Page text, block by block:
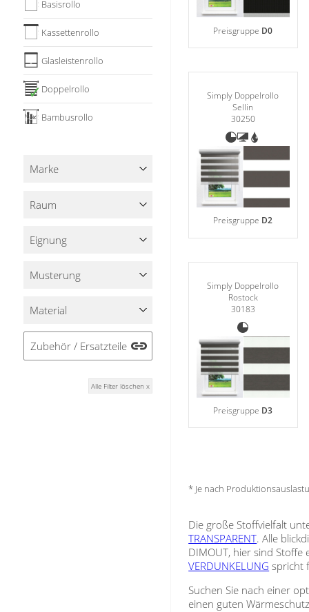
Stoffe
Panneaux
Basis­rollo
Kassetten­rollo
Glasleisten­rollo
✓ Doppel­rollo
Bambus­rollo
Marke
Raum
Eignung
Musterung
Material
Zubehör / Ersatzteile
Alle Filter löschen x
Preisgruppe D0
Simply Doppelrollo
Sellin
30250
Preisgruppe D2
Simply Doppelrollo
Rostock
30183
Preisgruppe D3
* Je nach
Die große Stoffvielfalt
TRANSPARENT. Alle
DIMOUT, hier sind
VERDUNKELUNG spricht
Suchen Sie nach einer
einen guten